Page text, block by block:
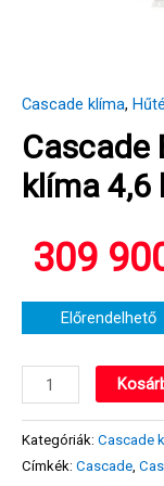
Cascade klíma,
Cascade
klíma 4,6
309
Előrendelhető
Cascade
Bora
oldalfali
split
Kategóriák: Cascade
Címkék: Cascade,